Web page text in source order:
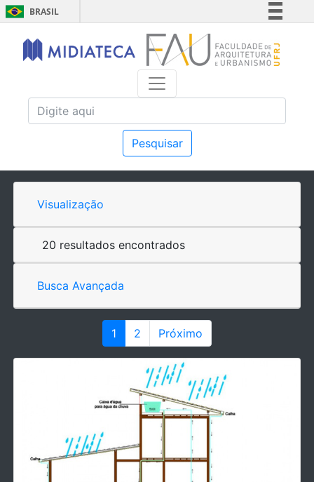
BRASIL
Simplifique!
Comunica BR
Acesso à informação
Pesquisar
Visualização
20 resultados encontrados
Busca Avançada
1 2 Próximo